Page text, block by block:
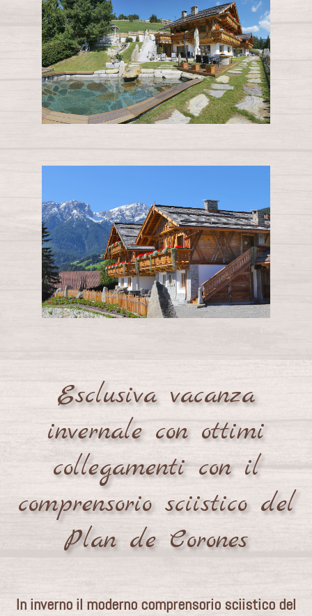
Esclusiva vacanza
invernale con ottimi
collegamenti con il
comprensorio sciistico del
Plan de Corones
In inverno il moderno comprensorio sciistico del